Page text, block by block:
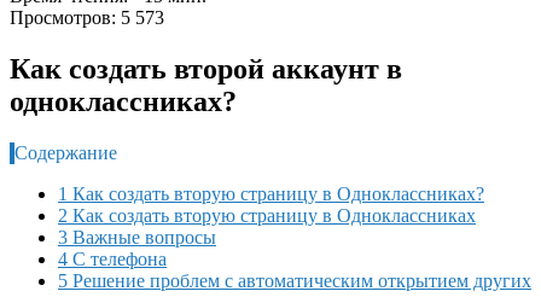
Просмотров: 5 573
Как создать второй аккаунт в
одноклассниках?
Содержание
1 Как создать вторую страницу в Одноклассниках?
2 Как создать вторую страницу в Одноклассниках
3 Важные вопросы
4 С телефона
5 Решение проблем с автоматическим открытием других